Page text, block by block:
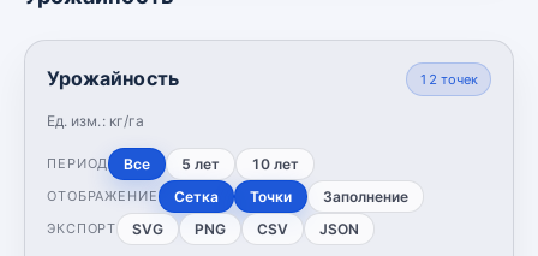
Урожайность
Ед. изм.: кг/га
12 точек
ПЕРИОД Все 5 лет 10 лет
ОТОБРАЖЕНИЕ Сетка Точки Заполнение
ЭКСПОРТ SVG PNG CSV JSON